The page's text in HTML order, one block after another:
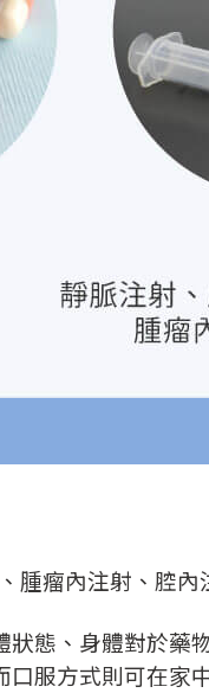
腫瘤內注射、腔內
態、身體對於藥
服方式則可在家